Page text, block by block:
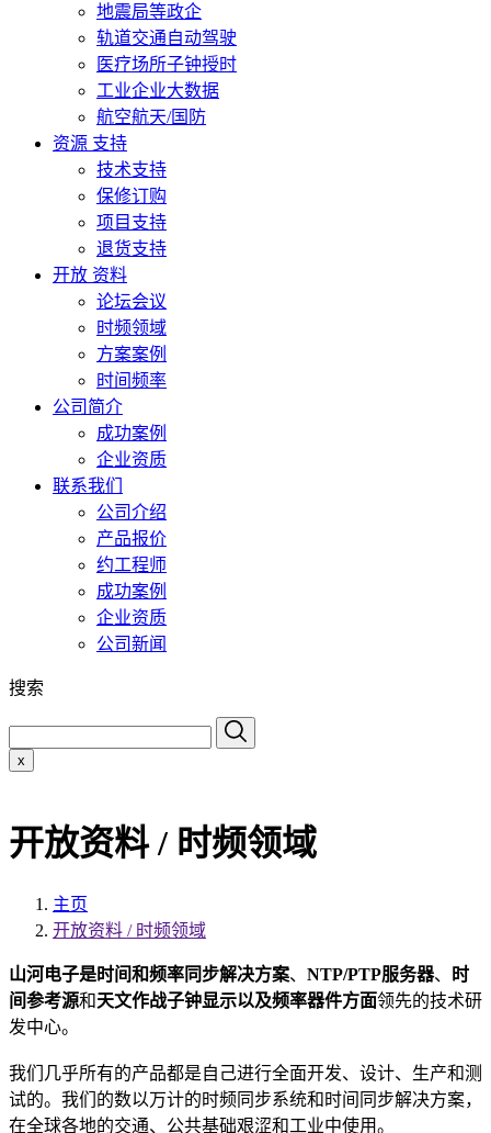
地震局等政企
轨道交通自动驾驶
医疗场所子钟授时
工业企业大数据
航空航天/国防
资源 支持
技术支持
保修订购
项目支持
退货支持
开放 资料
论坛会议
时频领域
方案案例
时间频率
公司简介
成功案例
企业资质
联系我们
公司介绍
产品报价
约工程师
成功案例
企业资质
公司新闻
搜索
x
开放资料 / 时频领域
主页
开放资料 / 时频领域
山河电子是时间和频率同步解决方案、 NTP/PTP服务器、
时
间参考源和天文作战子钟显示以及频率器件方面领先的技术研
发中心。
我们几乎所有的产品都是自己进行全面开发、设计、生产和测
试的。我们的数以万计的时频同步系统和时间同步解决方案，
在全球各地的交通、公共基础艰涩和工业中使用。